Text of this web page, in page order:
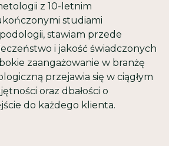
z 10-letnim
studiami
stawiam przede
i jakość świadczonych
zaangażowanie w branżę
przejawia się w ciągłym
oraz dbałości o
do każdego klienta.